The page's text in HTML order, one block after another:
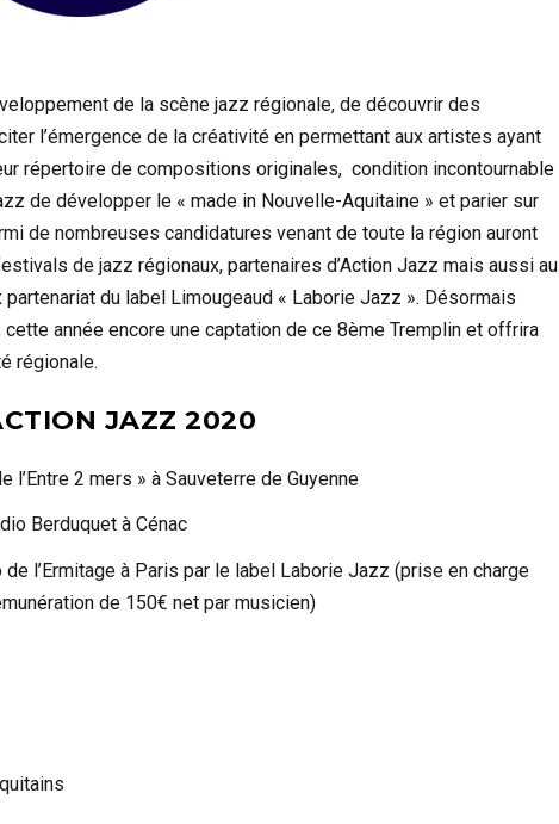
de la scène jazz régionale, de découvrir des
l’émergence de la créativité en permettant aux artistes ayant
répertoire de compositions originales, condition incontournable
de développer le « made in Nouvelle-Aquitaine » et parier sur
de nombreuses candidatures venant de toute la région auront
de jazz régionaux, partenaires d’Action Jazz mais aussi au
du label Limougeaud « Laborie Jazz ». Désormais
cette année encore une captation de ce 8ème Tremplin et offrira
régionale.
JAZZ 2020
2 mers » à Sauveterre de Guyenne
Berduquet à Cénac
l’Ermitage à Paris par le label Laborie Jazz (prise en charge
de 150€ net par musicien)